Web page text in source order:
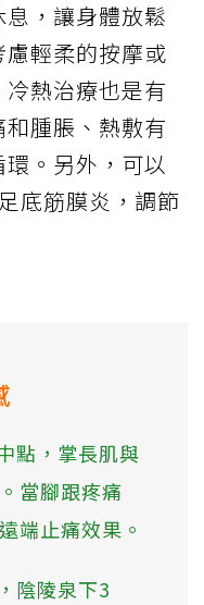
，讓身體放鬆
輕柔的按摩或
熱治療也是有
腫脹、熱敷有
。另外，可以
底筋膜炎，調節
點，掌長肌與
當腳跟疼痛
端止痛效果。
陰陵泉下3